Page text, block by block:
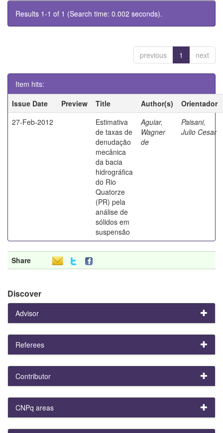
Results 1-1 of 1 (Search time: 0.002 seconds).
previous 1 next
Item hits:
Issue Date
Preview Title Author(s)
Orientador
27-Feb-2012
Estimativa
de taxas de
denudação
mecânica
da bacia
hidrográfica
do Rio
Quatorze
(PR) pela
análise de
sólidos em
suspensão
Aguiar,
Wagner
de
Paisani,
Julio Cesar
Share
Discover
Advisor
Referees
Contributor
CNPq areas